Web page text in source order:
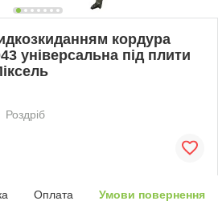
кордура
універсальна під плити
Роздріб
Оплата Умови повернення